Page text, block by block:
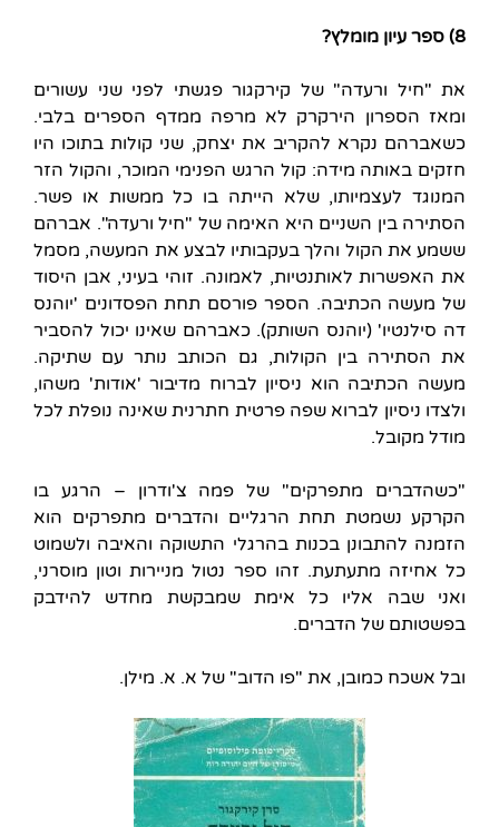
8) ספר עיון מומלץ?
את "חיל ורעדה" של קירקגור פגשתי לפני שני עשורים
ומאז הספרון הירקרק לא מרפה ממדף הספרים בלבי.
כשאברהם נקרא להקריב את יצחק, שני קולות בתוכו היו
חזקים באותה מידה: קול הרגש הפנימי המוכר, והקול הזר
המנוגד לעצמיותו, שלא הייתה בו כל ממשות או פשר.
הסתירה בין השניים היא האימה של "חיל ורעדה". אברהם
ששמע את הקול והלך בעקבותיו לבצע את המעשה, מסמל
את האפשרות לאותנטיות, לאמונה. זוהי בעיני, אבן היסוד
של מעשה הכתיבה. הספר פורסם תחת הפסדונים 'יוהנס
דה סילנטיו' (יוהנס השותק). כאברהם שאינו יכול להסביר
את הסתירה בין הקולות, גם הכותב נותר עם שתיקה.
מעשה הכתיבה הוא ניסיון לברוח מדיבור 'אודות' משהו,
ולצדו ניסיון לברוא שפה פרטית חתרנית שאינה נופלת לכל
מודל מקובל.
"כשהדברים מתפרקים" של פמה צ'ודרון – הרגע בו
הקרקע נשמטת תחת הרגליים והדברים מתפרקים הוא
הזמנה להתבונן בכנות בהרגלי התשוקה והאיבה ולשמוט
כל אחיזה מתעתעת. זהו ספר נטול מניירות וטון מוסרני,
ואני שבה אליו כל אימת שמבקשת מחדש להידבק
בפשטותם של הדברים.
ובל אשכח כמובן, את "פו הדוב" של א. א. מילן.